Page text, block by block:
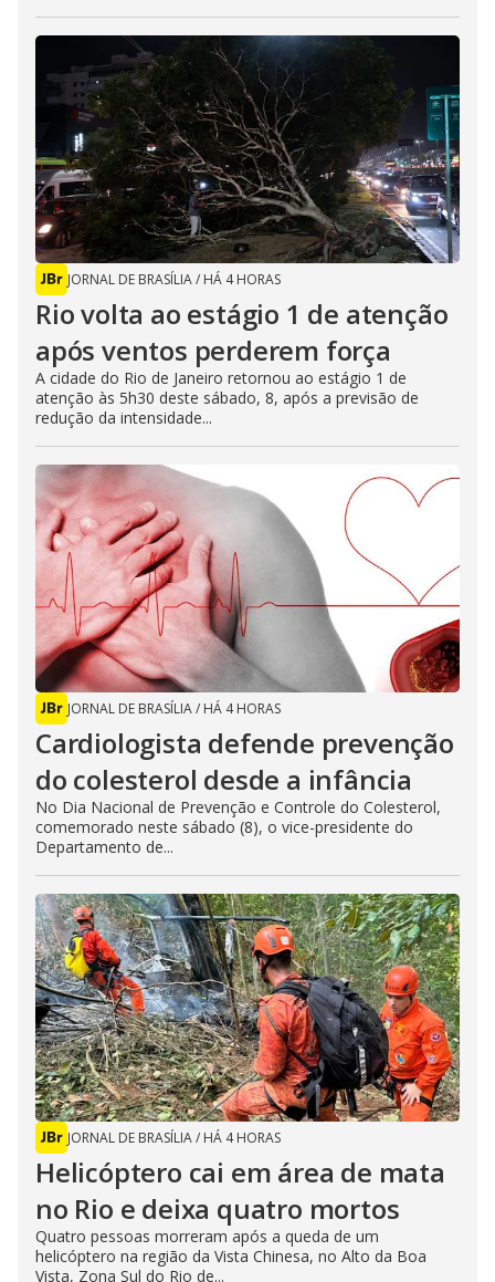
JORNAL DE BRASÍLIA/ HÁ 4 HORAS
Rio volta ao estágio 1 de atenção
após ventos perderem força
A cidade do Rio de Janeiro retornou ao estágio 1 de
atenção às 5h30 deste sábado, 8, após a previsão de
redução da intensidade...
JORNAL DE BRASÍLIA/ HÁ 4 HORAS
Cardiologista defende prevenção
do colesterol desde a infância
No Dia Nacional de Prevenção e Controle do Colesterol,
comemorado neste sábado (8), o vice-presidente do
Departamento de...
JORNAL DE BRASÍLIA/ HÁ 4 HORAS
Helicóptero cai em área de mata
no Rio e deixa quatro mortos
Quatro pessoas morreram após a queda de um
helicóptero na região da Vista Chinesa, no Alto da Boa
Vista, Zona Sul do Rio de...